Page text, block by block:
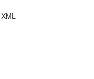
XML